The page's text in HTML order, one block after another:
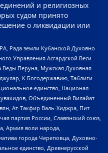
и религиозных
судом принято
о ликвидации или
Рада земли Кубанской Духовно
Управления Асгардской Веси
Перуна, Мужская Духовная
К Богодержавию, Таблиги
единство, Национал-
Объединенный Вилайат
Ат-Такфир Валь-Хиджра, Пит
партия России, Славянский союз,
Армия воли народа,
города Череповца, Духовно-
единство, Древнерусской